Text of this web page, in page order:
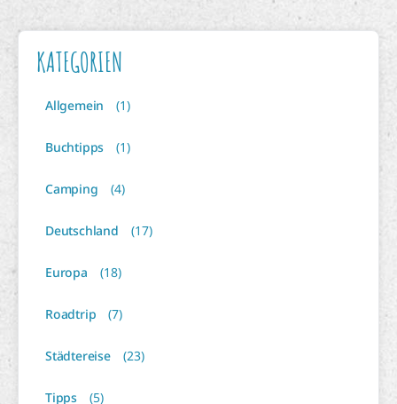
KATEGORIEN
Allgemein (1)
Buchtipps (1)
Camping (4)
Deutschland (17)
Europa (18)
Roadtrip (7)
Städtereise (23)
Tipps (5)